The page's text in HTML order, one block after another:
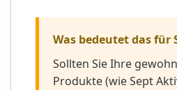
Was bedeutet das für
Sollten Sie Ihre
Produkte (wie Sept